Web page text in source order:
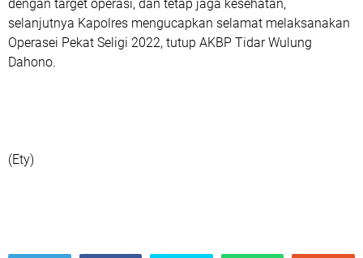
dengan target operasi, dan tetap jaga kesehatan,
selanjutnya Kapolres mengucapkan selamat melaksanakan
Operasei Pekat Seligi 2022, tutup AKBP Tidar Wulung
Dahono.
(Ety)